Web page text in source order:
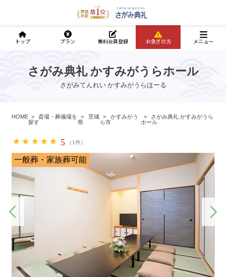
さがみ典礼 かすみがうらホール
さがみてんれい かすみがうらほーる
HOME
斎場・葬儀場を
探す
茨城
県
かすみがう
ら市
さがみ典礼 かすみがうら
ホール
5 （1件）
一般葬・家族葬可能
トップ プラン 無料会員登録 お急ぎの方 メニュー